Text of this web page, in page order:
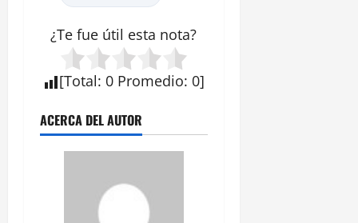
¿Te fue útil esta nota?
[Total: 0 Promedio: 0]
ACERCA DEL AUTOR